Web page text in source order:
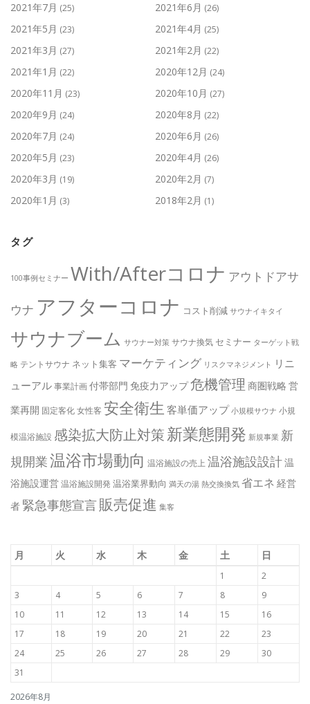
2021年7月 (25) 2021年6月 (26)
2021年5月 (23) 2021年4月 (25)
2021年3月 (27) 2021年2月 (22)
2021年1月 (22) 2020年12月 (24)
2020年11月 (23) 2020年10月 (27)
2020年9月 (24) 2020年8月 (22)
2020年7月 (24) 2020年6月 (26)
2020年5月 (23) 2020年4月 (26)
2020年3月 (19) 2020年2月 (7)
2020年1月 (3) 2018年2月 (1)
タグ
100事例セミナー With/Afterコロナ アウトドアサ
ウナ アフターコロナ コスト削減 サウナイキタイ
サウナブーム サウナー対策 サウナ換気 セミナー ターゲット戦
略 テントサウナ ネット集客 マーケティング リスクマネジメント
リニ
ューアル 事業計画 付帯部門 免疫力アップ危機管理 商圏戦略 営
業再開 固定客化女性客 安全衛生 客単価アップ 小規模サウナ 小規
模温浴施設 感染拡大防止対策新業態開発 新規事業 新
規開業温浴市場動向 温浴施設の売上 温浴施設設計温
浴施設運営温浴施設開発 温浴業界動向 満天の湯 熱交換換気 省エネ 経営
者 緊急事態宣言販売促進 集客
2026年8月
月 火 水 木 金 土 日
1
2
3
4 5 6 7 8
9
10
11 12 13 14 15
16
17
18 19 20 21 22
23
24
25 26 27 28 29
30
31